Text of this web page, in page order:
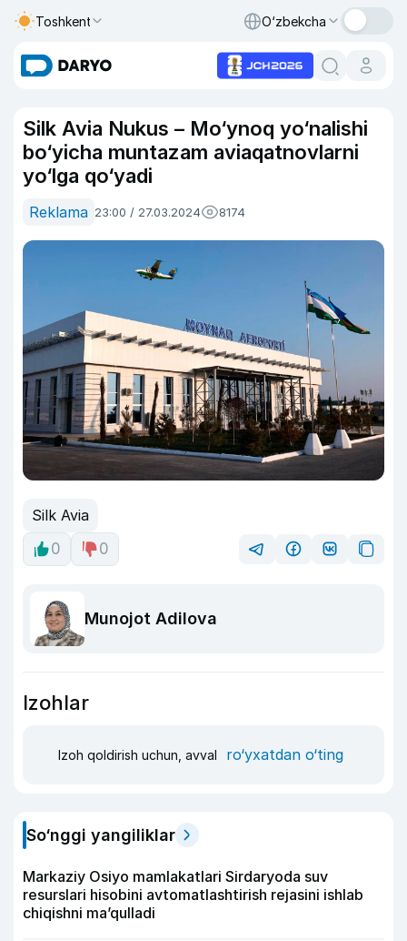
Toshkent O‘zbekcha
Silk Avia Nukus – Mo‘ynoq yo‘nalishi
bo‘yicha muntazam aviaqatnovlarni
yo‘lga qo‘yadi
Reklama 23:00 / 27.03.2024 8174
Silk Avia
0
0
Munojot Adilova
Izohlar
Izoh qoldirish uchun, avval ro‘yxatdan o‘ting
So‘nggi yangiliklar
Markaziy Osiyo mamlakatlari Sirdaryoda suv
resurslari hisobini avtomatlashtirish rejasini ishlab
chiqishni ma’qulladi